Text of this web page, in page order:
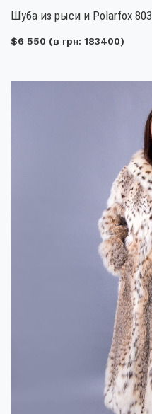
Шуба из рыси и Polarfox
$6 550 (в грн: 183400)